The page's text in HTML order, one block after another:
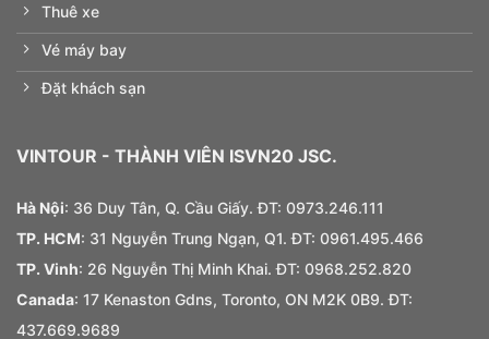
Thuê xe
Vé máy bay
Đặt khách sạn
VINTOUR - THÀNH VIÊN ISVN20 JSC.
Hà Nội: 36 Duy Tân, Q. Cầu Giấy. ĐT: 0973.246.111
TP. HCM: 31 Nguyễn Trung Ngạn, Q1. ĐT: 0961.495.466
TP. Vinh: 26 Nguyễn Thị Minh Khai. ĐT: 0968.252.820
Canada: 17 Kenaston Gdns, Toronto, ON M2K 0B9. ĐT:
437.669.9689